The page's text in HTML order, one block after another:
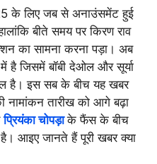
के लिए जब से अनाउंसमेंट हुई
बीते समय पर किरण राव
का सामना करना पड़ा। अब
है जिसमें बॉबी देओल और सूर्या
है। इस सब के बीच यह खबर
तारीख को आगे बढ़ा
प्रियंका चोपड़ाके फैंस के बीच
आइए जानते हैं पूरी खबर क्या